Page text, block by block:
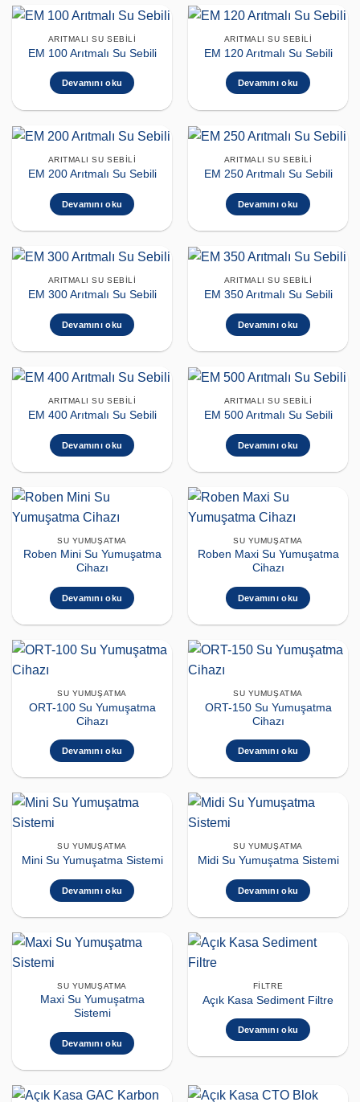
ARITMALI SU SEBILI
EM 100 Arıtmalı Su Sebili
Devamını oku
ARITMALI SU SEBILI
EM 120 Arıtmalı Su Sebili
Devamını oku
ARITMALI SU SEBILI
EM 200 Arıtmalı Su Sebili
Devamını oku
ARITMALI SU SEBILI
EM 250 Arıtmalı Su Sebili
Devamını oku
ARITMALI SU SEBILI
EM 300 Arıtmalı Su Sebili
Devamını oku
ARITMALI SU SEBILI
EM 350 Arıtmalı Su Sebili
Devamını oku
ARITMALI SU SEBILI
EM 400 Arıtmalı Su Sebili
Devamını oku
ARITMALI SU SEBILI
EM 500 Arıtmalı Su Sebili
Devamını oku
SU YUMUŞATMA
Roben Mini Su Yumuşatma
Cihazı
Devamını oku
SU YUMUŞATMA
Roben Maxi Su Yumuşatma
Cihazı
Devamını oku
SU YUMUŞATMA
ORT-100 Su Yumuşatma
Cihazı
Devamını oku
SU YUMUŞATMA
ORT-150 Su Yumuşatma
Cihazı
Devamını oku
SU YUMUŞATMA
Mini Su Yumuşatma Sistemi
Devamını oku
SU YUMUŞATMA
Midi Su Yumuşatma Sistemi
Devamını oku
SU YUMUŞATMA
Maxi Su Yumuşatma
Sistemi
Devamını oku
FILTRE
Açık Kasa Sediment Filtre
Devamını oku